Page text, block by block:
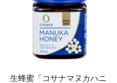
生蜂蜜「コサナマヌカハニ